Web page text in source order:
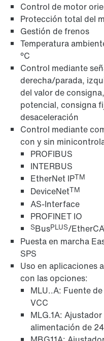
Distribuidores de
campo
Control de motor
Protección total del
Gestión de frenos
Temperatura
°C
Control mediante
derecha/parada,
del valor de
potencial, consigna
desaceleración
Control mediante
con y sin
PROFIBUS
INTERBUS
EtherNet IPTM
DeviceNetTM
AS-Interface
PROFINET IO
SBusPLUS/
Puesta en marcha
SPS
Uso en aplicaciones
con las opciones:
MLU..A: Fuente
VCC
MLG.1A:
alimentación de